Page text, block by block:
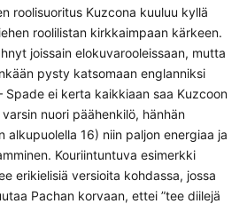
roolisuoritus Kuzcona kuuluu kyllä
roolilistan kirkkaimpaan kärkeen.
joissain elokuvarooleissaan, mutta
pysty katsomaan englanniksi
Spade ei kerta kaikkiaan saa Kuzcoon
nuori päähenkilö, hänhän
alkupuolella 16) niin paljon energiaa ja
Kouriintuntuva esimerkki
erikielisiä versioita kohdassa, jossa
Pachan korvaan, ettei ”tee diilejä